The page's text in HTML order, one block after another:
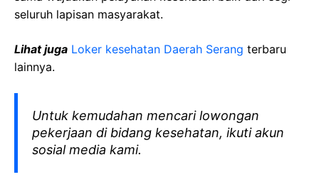
seluruh lapisan masyarakat.
Lihat juga Loker kesehatan Daerah Serang terbaru
lainnya.
Untuk kemudahan mencari lowongan
pekerjaan di bidang kesehatan, ikuti akun
sosial media kami.